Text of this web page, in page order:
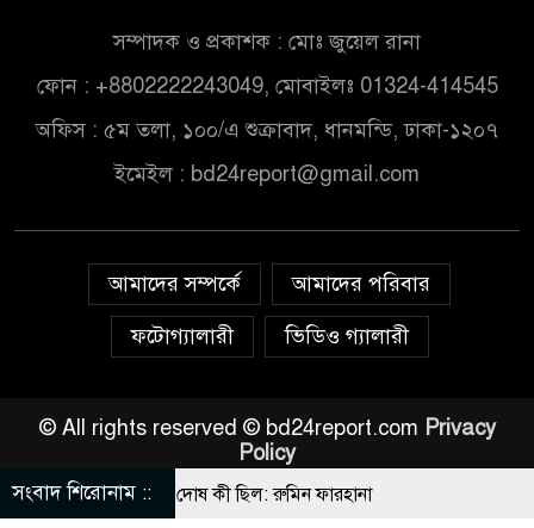
সম্পাদক ও প্রকাশক : মোঃ জুয়েল রানা
ফোন : +8802222243049, মোবাইলঃ 01324-414545
অফিস : ৫ম তলা, ১০০/এ শুক্রাবাদ, ধানমন্ডি, ঢাকা-১২০৭
ইমেইল : bd24report@gmail.com
আমাদের সম্পর্কে
আমাদের পরিবার
ফটোগ্যালারী
ভিডিও গ্যালারী
© All rights reserved © bd24report.com Privacy
Policy
সংবাদ শিরোনাম ::
তাহলে আ.লীগের দোষ কী ছিল: রুমিন ফারহানা